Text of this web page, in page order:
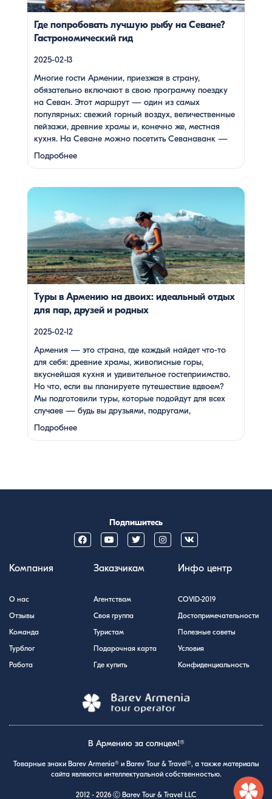
который менее известен, но не менее […]
Где попробовать лучшую рыбу на Севане?
Гастрономический гид
2025-02-13
Многие гости Армении, приезжая в страну,
обязательно включают в свою программу поездку
на Севан. Этот маршрут — один из самых
популярных: свежий горный воздух, величественные
пейзажи, древние храмы и, конечно же, местная
кухня. На Севане можно посетить Севанаванк —
знаменитый монастырь IX века, расположенный на
полуострове, а также Айраванк, который менее
Подробнее
Армения — это страна, где каждый найдет что-то для
кухня и удивительное гостеприимство. Но что, если вы
планируете путешествие вдвоем? Мы подготовили туры,
которые подойдут для всех случаев — будь вы друзьями,
подругами, родителями с детьми, молодой парой или
супругами в возрасте. Какой тур выбрать для
путешествия вдвоем? 1. […]
Туры в Армению на двоих: идеальный отдых
для пар, друзей и родных
2025-02-12
Армения — это страна, где каждый найдет что-то
для себя: древние храмы, живописные горы,
вкуснейшая кухня и удивительное гостеприимство.
Но что, если вы планируете путешествие вдвоем?
Мы подготовили туры, которые подойдут для всех
случаев — будь вы друзьями, подругами,
родителями с детьми, молодой парой или супругами
в возрасте. Какой тур выбрать для путешествия
Подробнее
Подпишитесь
Компания
О нас
Отзывы
Команда
Турблог
Работа
Заказчикам
Агентствам
Своя группа
Туристам
Подарочная карта
Где купить
Инфо центр
COVID-2019
Достопримечательности
Полезные советы
Условия
Конфиденциальность
В Армению за солнцем!®
Товарные знаки Barev Armenia® и Barev Tour & Travel®, а также материалы
сайта являются интеллектуальной собственностью.
2012 - 2026 Ⓒ Barev Tour & Travel LLC